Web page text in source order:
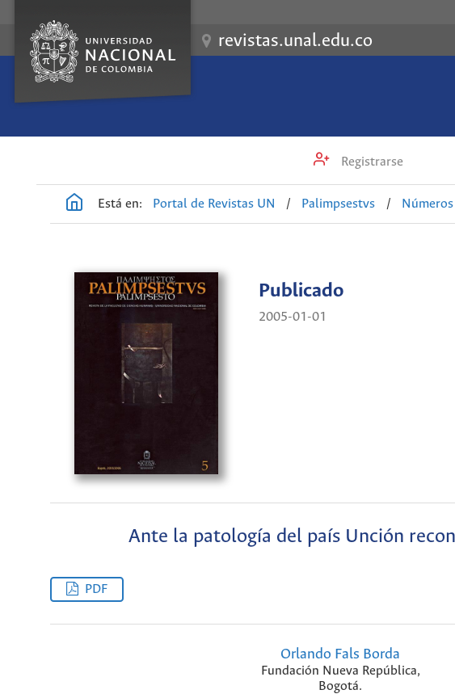
revistas.unal.edu.co
Registrarse
Está en: Portal de Revistas UN / Palimpsestvs /
Publicado
2005-01-01
Ante la patología del país Unción
PDF
Orlando Fals Borda
Fundación Nueva República,
Bogotá.